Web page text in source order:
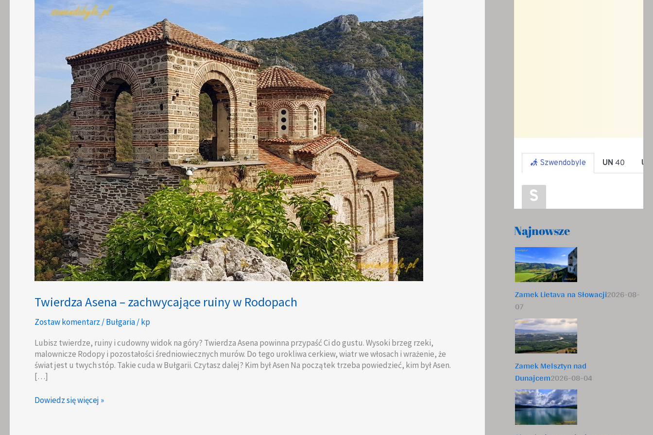
Twierdza Asena – zachwycające ruiny w Rodopach
Zostaw komentarz /Bułgaria/kp
Lubisz twierdze, ruiny i cudowny widok na góry? Twierdza Asena powinna przypaść Ci do gustu. Wysoki brzeg rzeki,
malownicze Rodopy i pozostałości średniowiecznych murów. Do tego urokliwa cerkiew, wiatr we włosach i wrażenie, że
świat jest u twych stóp. Takie cuda w Bułgarii. Czytasz dalej? Kim był Asen Na początek trzeba powiedzieć, kim był Asen.
[…]
Twierdza
Dowiedz się więcej »
Najnowsze
Zamek Lietava na Słowacji2026-08-
07
Zamek Melsztyn nad
Dunajcem2026-08-04